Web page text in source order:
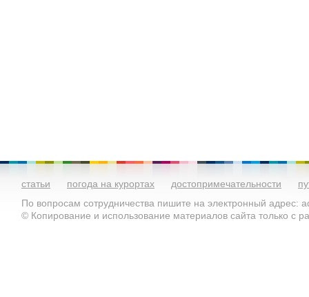
статьи погода на курортах достопримечательности
По вопросам сотрудничества пишите на электронный адрес:
© Копирование и использование материалов сайта только с